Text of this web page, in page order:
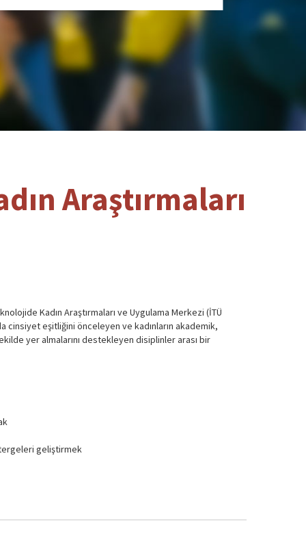
Araştırmaları
Kadın Araştırmaları ve Uygulama Merkezi (İTÜ
cinsiyet eşitliğini önceleyen ve kadınların akademik,
yer almalarını destekleyen disiplinler arası bir
geliştirmek